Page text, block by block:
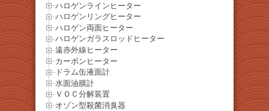
ハロゲンラインヒーター
ハロゲンリングヒーター
ハロゲン両面ヒーター
ハロゲンガラスロッドヒーター
遠赤外線ヒーター
カーボンヒーター
ドラム缶液面計
水面油膜計
ＶＯＣ分解装置
オゾン型殺菌消臭器